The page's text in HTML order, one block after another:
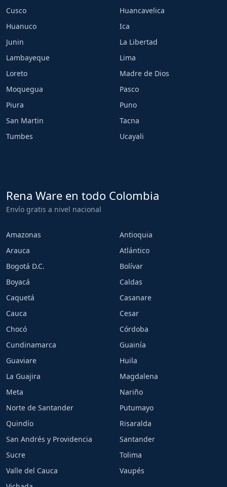
Cusco
Huancavelica
Huanuco
Ica
Junin
La Libertad
Lambayeque
Lima
Loreto
Madre de Dios
Moquegua
Pasco
Piura
Puno
San Martin
Tacna
Tumbes
Ucayali
Rena Ware en todo Colombia
Envío gratis a nivel nacional
Amazonas
Antioquia
Arauca
Atlántico
Bogotá D.C.
Bolívar
Boyacá
Caldas
Caquetá
Casanare
Cauca
Cesar
Chocó
Córdoba
Cundinamarca
Guainía
Guaviare
Huila
La Guajira
Magdalena
Meta
Nariño
Norte de Santander
Putumayo
Quindío
Risaralda
San Andrés y Providencia
Santander
Sucre
Tolima
Valle del Cauca
Vaupés